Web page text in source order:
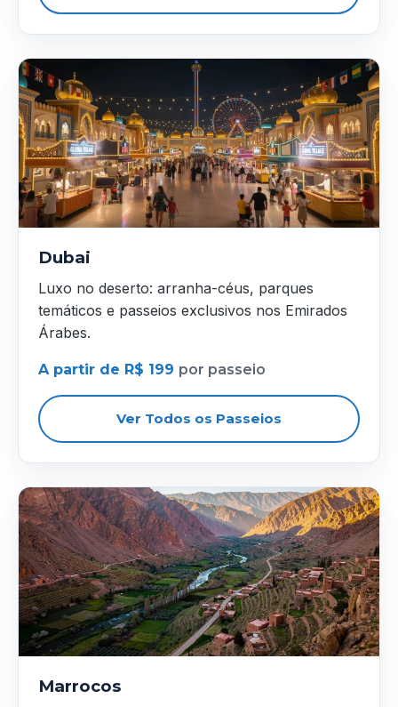
Dubai
Luxo no deserto: arranha-céus, parques
temáticos e passeios exclusivos nos Emirados
Árabes.
A partir de R$ 199 por passeio
Ver Todos os Passeios
Marrocos